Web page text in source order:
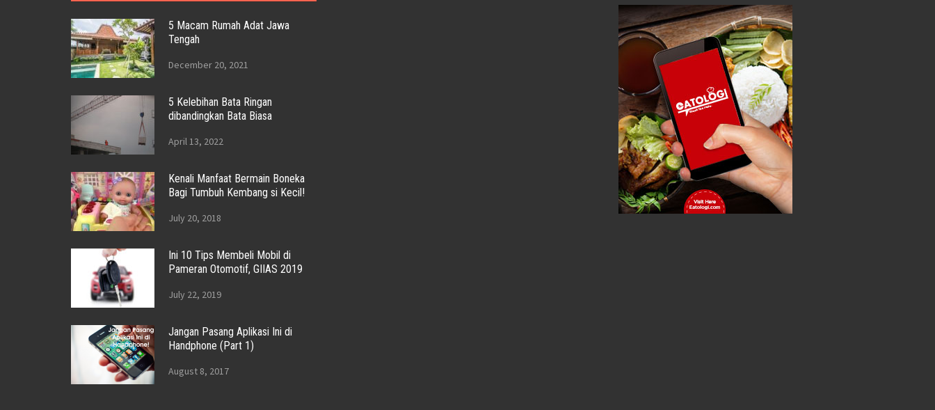
5 Macam Rumah Adat Jawa
Tengah
December 20, 2021
5 Kelebihan Bata Ringan
dibandingkan Bata Biasa
April 13, 2022
Kenali Manfaat Bermain Boneka
Bagi Tumbuh Kembang si Kecil!
July 20, 2018
Ini 10 Tips Membeli Mobil di
Pameran Otomotif, GIIAS 2019
July 22, 2019
Jangan Pasang Aplikasi Ini di
Handphone (Part 1)
August 8, 2017